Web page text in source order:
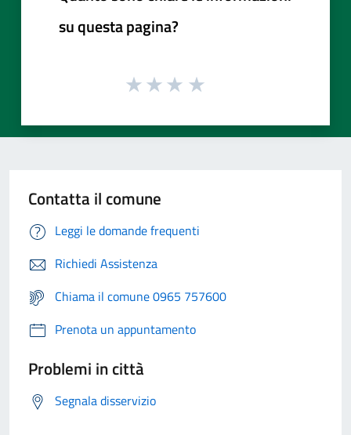
su questa pagina?
Contatta il comune
Leggi le domande frequenti
Richiedi Assistenza
Chiama il comune 0965 757600
Prenota un appuntamento
Problemi in città
Segnala disservizio